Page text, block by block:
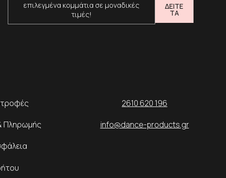
επιλεγμένα κομμάτια σε μοναδικές
τιμές!
ΔΕΙΤΕ
ΤΑ
Πληρωμής
2610 620 196
info@dance-products.gr